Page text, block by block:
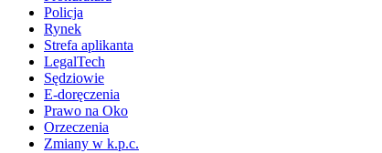
Policja
Rynek
Strefa aplikanta
LegalTech
Sędziowie
E-doręczenia
Prawo na Oko
Orzeczenia
Zmiany w k.p.c.